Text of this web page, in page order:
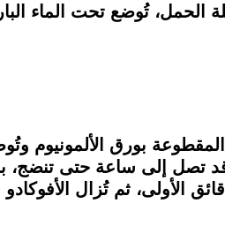
الحمل، تُوضع تحت الماء
تصل إلى ساعة حتى تنضج،
الأولى، ثم تُزال